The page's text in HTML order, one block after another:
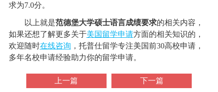
求为7.0分。
以上就是范德堡大学硕士语言成绩要求的相关内容，
如果还想了解更多关于美国留学申请方面的相关知识的，
欢迎随时在线咨询 ，托普仕留学专注美国前30高校申请，
多年名校申请经验助力你的留学申请。
上一篇 下一篇